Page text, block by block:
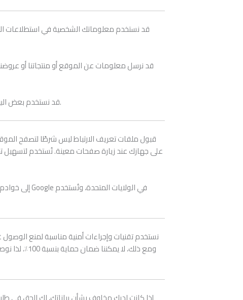
قد نستخدم معلوماتك الشخصية في استطلاعات
قد نرسل معلومات عن الموقع أو منتجاتنا أو
قد نستخدم بعض البيانات، مع الحفاظ على الخصوصية التامة، لأغراض أخرى مثل متابعة زيارتك للموقع أو روابط البريد الإلكتروني مع الحفاظ على إخفاء هويتك الشخصية.
قبول ملفات تعريف الارتباط ليس شرطًا لتصفح
على جهازك عند زيارة صفحات معينة. تُستخدم لتسهيل
نستخدم تقنيات وإجراءات أمنية مناسبة لمنع الوصول